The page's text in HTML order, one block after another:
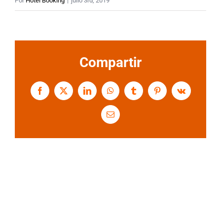
Compartir
Facebook
X LinkedInWhatsAppTumblr PinterestVk
Correo
electrónico